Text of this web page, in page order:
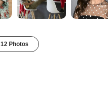
12 Photos